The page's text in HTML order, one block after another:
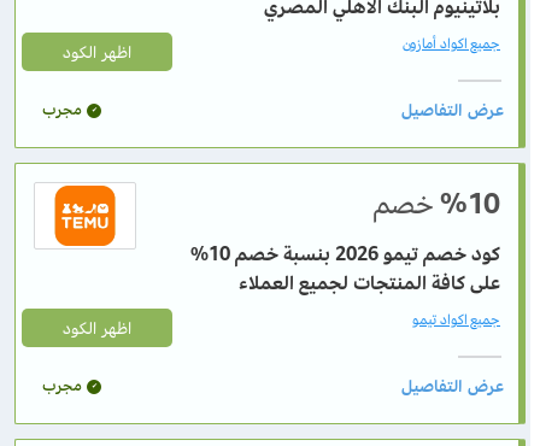
بلاتينيوم البنك الأهلي المصري
اظهر الكود جميع اكواد أمازون
مجرب
%10خصم
كود خصم تيمو 2026 بنسبة خصم 10%
على كافة المنتجات لجميع العملاء
اظهر الكود جميع اكواد تيمو
مجرب